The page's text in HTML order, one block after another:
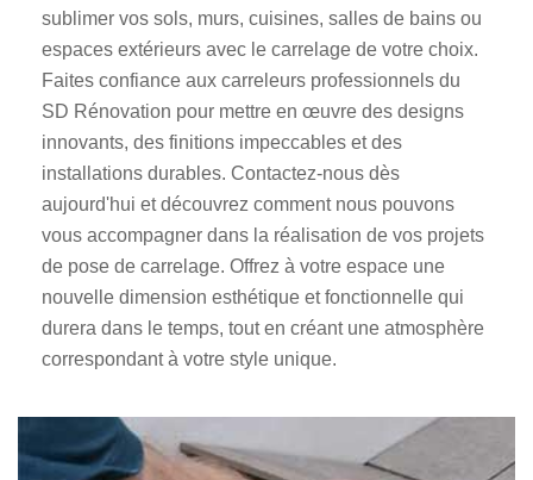
sublimer vos sols, murs, cuisines, salles de bains ou
espaces extérieurs avec le carrelage de votre choix.
Faites confiance aux carreleurs professionnels du
SD Rénovation pour mettre en œuvre des designs
innovants, des finitions impeccables et des
installations durables. Contactez-nous dès
aujourd'hui et découvrez comment nous pouvons
vous accompagner dans la réalisation de vos projets
de pose de carrelage. Offrez à votre espace une
nouvelle dimension esthétique et fonctionnelle qui
durera dans le temps, tout en créant une atmosphère
correspondant à votre style unique.